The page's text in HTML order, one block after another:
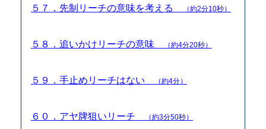
５７．先制リーチの意味を考える （約2分10秒）
５８．追いかけリーチの意味 （約4分20秒）
５９．手止めリーチはない （約4分）
６０．アヤ牌狙いリーチ （約3分50秒）